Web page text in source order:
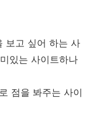
보고 싶어 하는 사
있는 사이트하나
점을 봐주는 사이